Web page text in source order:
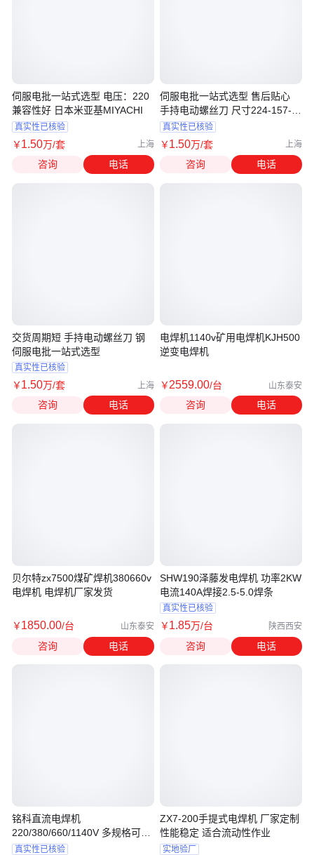
伺服电批一站式选型 电压：220
兼容性好 日本米亚基MIYACHI
真实性已核验
￥1.50万/套 上海
咨询 电话
交货周期短 手持电动螺丝刀 钢
伺服电批一站式选型
真实性已核验
￥1.50万/套 上海
咨询 电话
贝尔特zx7500煤矿焊机380660v
电焊机 电焊机厂家发货
￥1850.00/台 山东泰安
咨询 电话
铭科直流电焊机
220/380/660/1140V 多规格可选
IGBT逆变技术
真实性已核验
伺服电批一站式选型 售后贴心
手持电动螺丝刀 尺寸224-157-
47MM
真实性已核验
￥1.50万/套 上海
咨询 电话
电焊机1140v矿用电焊机KJH500
逆变电焊机
￥2559.00/台 山东泰安
咨询 电话
SHW190泽藤发电焊机 功率2KW
电流140A焊接2.5-5.0焊条
真实性已核验
￥1.85万/台 陕西西安
咨询 电话
ZX7-200手提式电焊机 厂家定制
性能稳定 适合流动性作业
实地验厂